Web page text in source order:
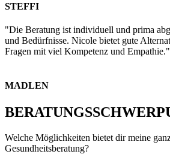
STEFFI
"Die Beratung ist individuell und prima
und Bedürfnisse. Nicole bietet gute
Fragen mit viel Kompetenz und Empathie."
MADLEN
Welche Möglichkeiten bietet dir meine
Gesundheitsberatung?